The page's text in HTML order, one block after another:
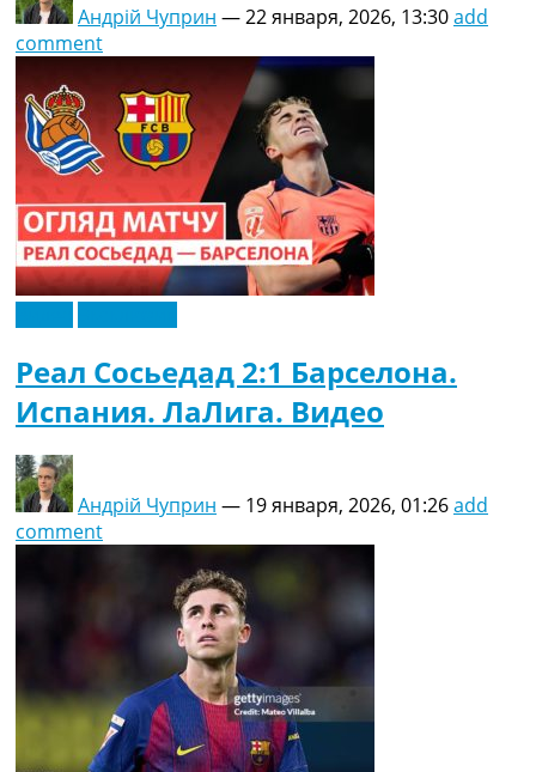
Андрій Чуприн —22 января, 2026, 13:30add
comment
Реал Сосьедад 2:1 Барселона.
Испания. ЛаЛига. Видео
Андрій Чуприн — 19 января, 2026, 01:26add
comment